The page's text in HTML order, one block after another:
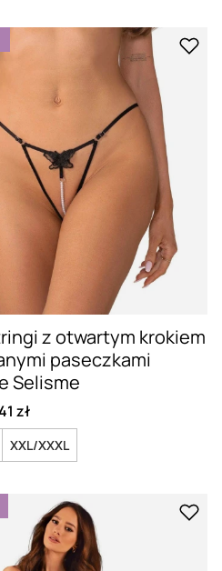
z otwartym krokiem
paseczkami
Selisme
zł
XXL/XXXL